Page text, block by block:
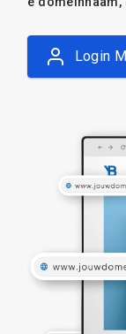
Login